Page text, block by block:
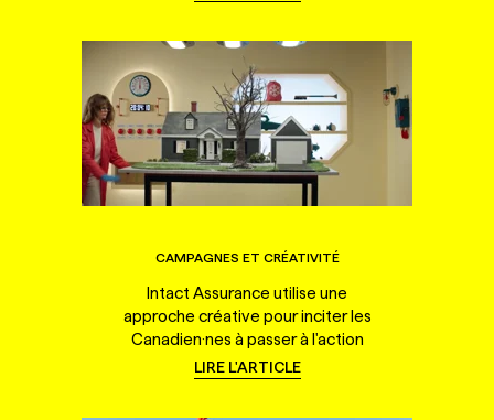
CAMPAGNES ET CRÉATIVITÉ
Intact Assurance utilise une
approche créative pour inciter les
Canadien·nes à passer à l'action
LIRE L'ARTICLE